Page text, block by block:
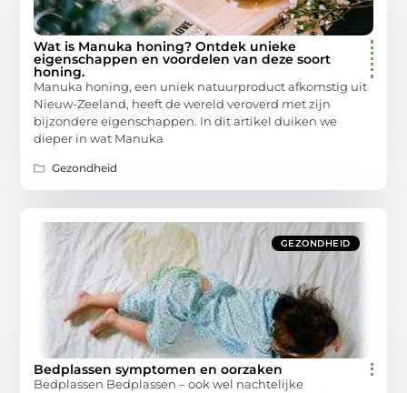
Wat is Manuka honing? Ontdek unieke
eigenschappen en voordelen van deze soort
honing.
Manuka honing, een uniek natuurproduct afkomstig uit
Nieuw-Zeeland, heeft de wereld veroverd met zijn
bijzondere eigenschappen. In dit artikel duiken we
dieper in wat Manuka
Gezondheid
GEZONDHEID
Bedplassen symptomen en oorzaken
Bedplassen Bedplassen – ook wel nachtelijke